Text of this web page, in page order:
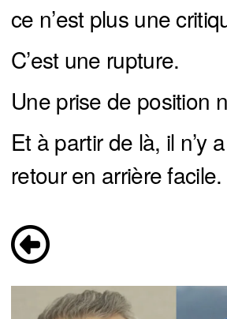
ce n’est plus une
C’est une rupture.
Une prise de position
Et à partir de là, il n’y
retour en arrière facile.